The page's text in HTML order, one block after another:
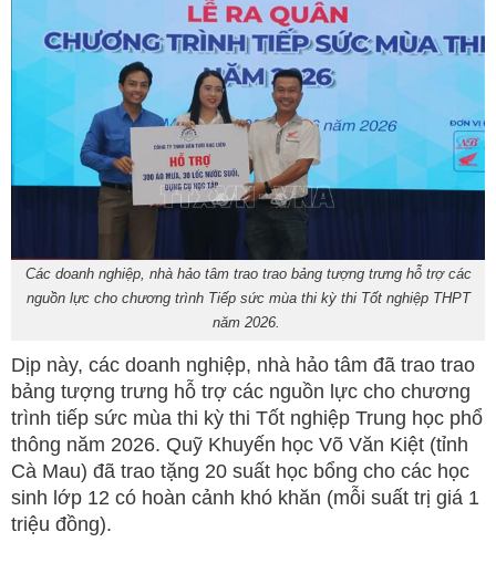
Các doanh nghiệp, nhà hảo tâm trao trao bảng tượng trưng hỗ trợ các
nguồn lực cho chương trình Tiếp sức mùa thi kỳ thi Tốt nghiệp THPT
năm 2026.
Dịp này, các doanh nghiệp, nhà hảo tâm đã trao trao
bảng tượng trưng hỗ trợ các nguồn lực cho chương
trình tiếp sức mùa thi kỳ thi Tốt nghiệp Trung học phổ
thông năm 2026. Quỹ Khuyến học Võ Văn Kiệt (tỉnh
Cà Mau) đã trao tặng 20 suất học bổng cho các học
sinh lớp 12 có hoàn cảnh khó khăn (mỗi suất trị giá 1
triệu đồng).